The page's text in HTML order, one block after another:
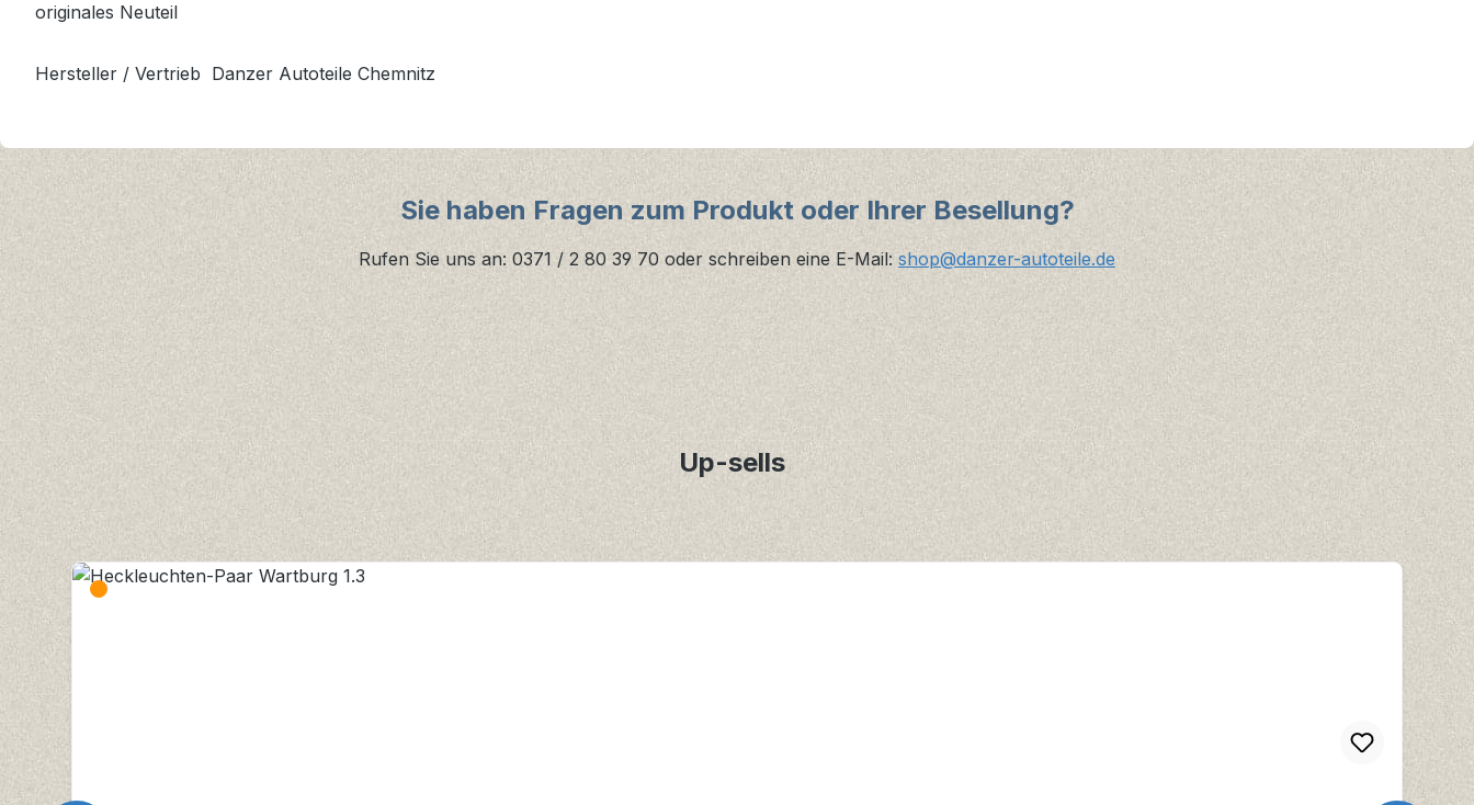
originales Neuteil
Hersteller / Vertrieb Danzer Autoteile Chemnitz
Sie haben Fragen zum Produkt oder Ihrer Besellung?
Rufen Sie uns an: 0371 / 2 80 39 70 oder schreiben eine E-Mail: shop@danzer-autoteile.de
Up-sells
Produktgalerie überspringen